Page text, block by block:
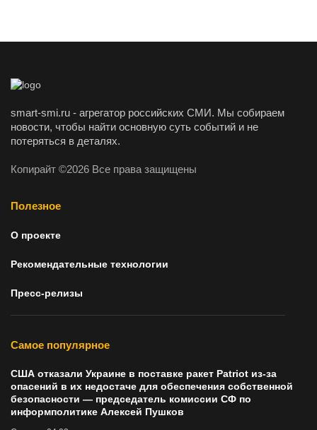
smart-smi.ru - агрегатор российских СМИ. Мы собираем
новости, чтобы найти основную суть событий и не
потеряться в деталях.
Копирайт ©2026 Все права защищены
Полезное
О проекте
Рекомендательные технологии
Пресс-релизы
Самое популярное
США отказали Украине в поставке ракет Patriot из-за
опасений в их недостаче для обеспечения собственной
безопасности — председатель комиссии СФ по
информполитике Алексей Пушков